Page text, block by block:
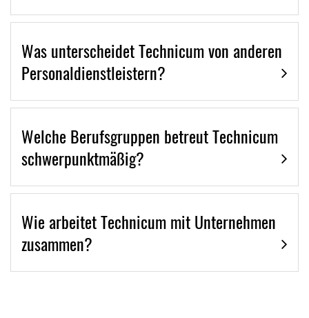
Was unterscheidet Technicum von anderen
Personaldienstleistern?
Welche Berufsgruppen betreut Technicum
schwerpunktmäßig?
Wie arbeitet Technicum mit Unternehmen
zusammen?